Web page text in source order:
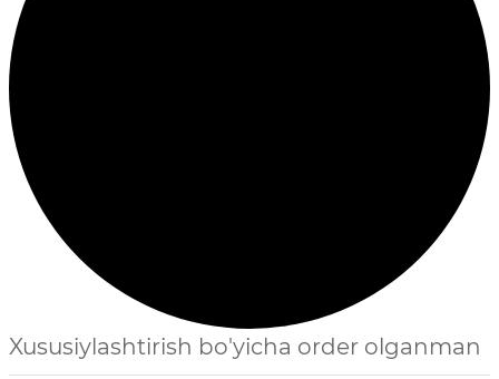
Xususiylashtirish bo'yicha order olganman